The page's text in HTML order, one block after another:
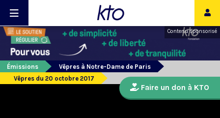
Contenu sponsorisé
Émissions
Vêpres à Notre-Dame de Paris
Vêpres du 20 octobre 2017
Faire un don à KTO